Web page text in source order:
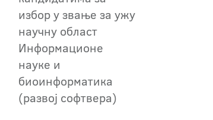
избор у звање за ужу
научну област
Информационе
науке и
биоинформатика
(развој софтвера)